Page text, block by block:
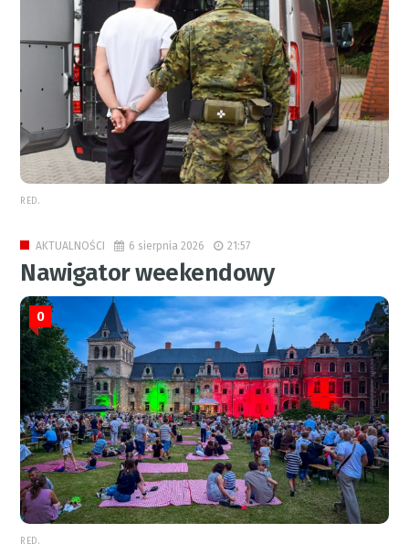
RED.
AKTUALNOŚCI 6 sierpnia 2026 21:57
Nawigator weekendowy
0
RED.